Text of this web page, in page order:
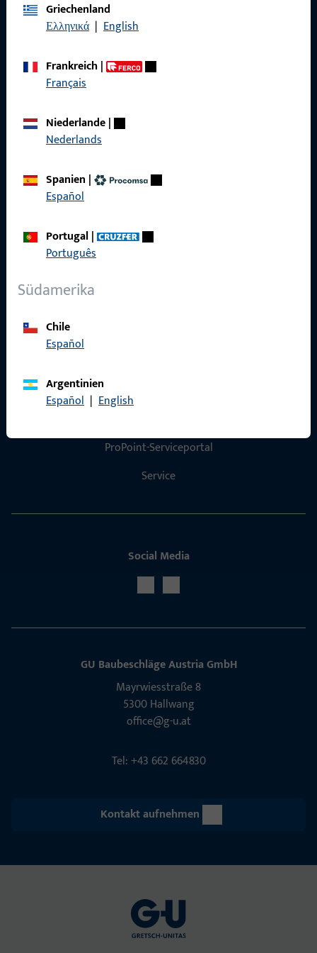
Griechenland
Ελληνικά | English
Frankreich|
Français
Niederlande|
Nederlands
Spanien |
Español
Portugal|
Português
Südamerika
Chile
Español
Argentinien
Español | English
Impressum
AGB
Produkte
Karriere
ProPoint-Serviceportal
Service
Social Media
GU Baubeschläge Aus­tria GmbH
Mayrwies­straße 8
5300 Hall­wang
office@g-u.at
Tel: +43 662 664830
Kontakt aufnehmen